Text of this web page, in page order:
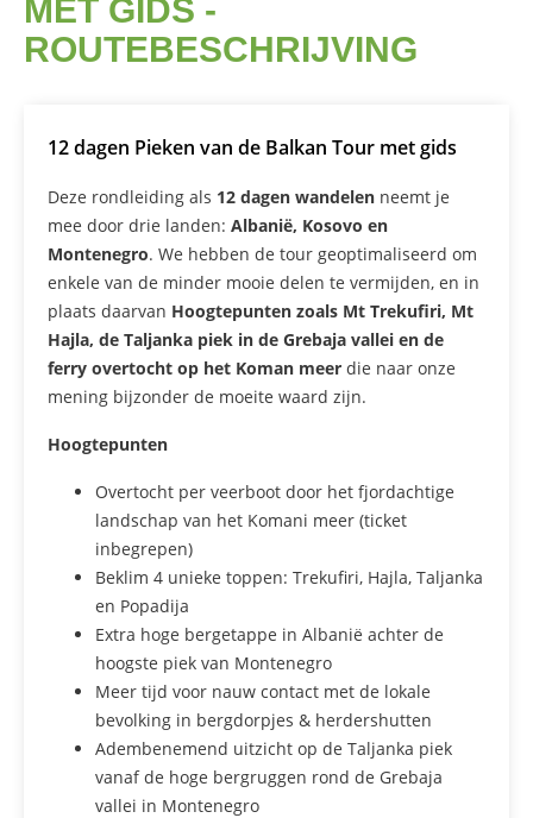
MET GIDS -
ROUTEBESCHRIJVING
12 dagen Pieken van de Balkan Tour met gids
Deze rondleiding als 12 dagen wandelen neemt je
mee door drie landen: Albanië, Kosovo en
Montenegro. We hebben de tour geoptimaliseerd om
enkele van de minder mooie delen te vermijden, en in
plaats daarvan Hoogtepunten zoals Mt Trekufiri, Mt
Hajla, de Taljanka piek in de Grebaja vallei en de
ferry overtocht op het Koman meer die naar onze
mening bijzonder de moeite waard zijn.
Hoogtepunten
Overtocht per veerboot door het fjordachtige
landschap van het Komani meer (ticket
inbegrepen)
Beklim 4 unieke toppen: Trekufiri, Hajla, Taljanka
en Popadija
Extra hoge bergetappe in Albanië achter de
hoogste piek van Montenegro
Meer tijd voor nauw contact met de lokale
bevolking in bergdorpjes & herdershutten
Adembenemend uitzicht op de Taljanka piek
vanaf de hoge bergruggen rond de Grebaja
vallei in Montenegro